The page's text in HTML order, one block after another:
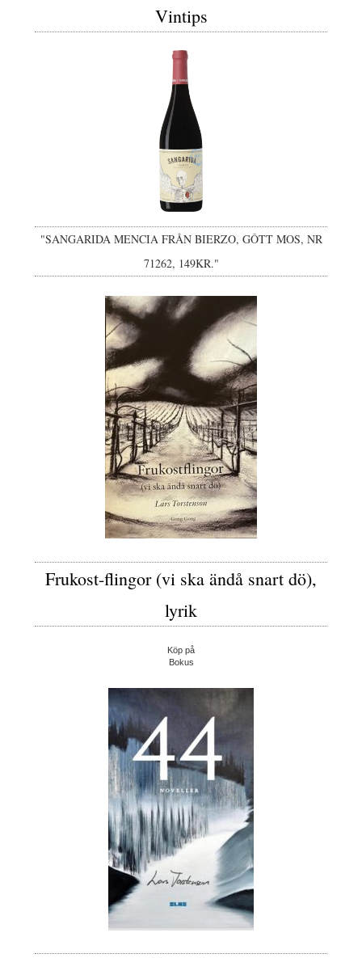
Vintips
"SANGARIDA MENCIA FRÅN BIERZO, GÔTT MOS, NR
71262, 149KR."
Frukost-flingor (vi ska ändå snart dö),
lyrik
Köp på
Bokus